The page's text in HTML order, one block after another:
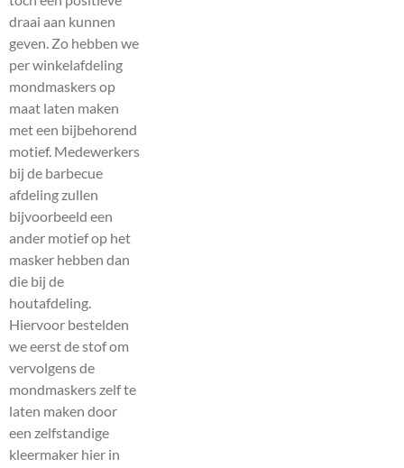
draai aan kunnen
geven. Zo hebben we
per winkelafdeling
mondmaskers op
maat laten maken
met een bijbehorend
motief. Medewerkers
bij de barbecue
afdeling zullen
bijvoorbeeld een
ander motief op het
masker hebben dan
die bij de
houtafdeling.
Hiervoor bestelden
we eerst de stof om
vervolgens de
mondmaskers zelf te
laten maken door
een zelfstandige
kleermaker hier in